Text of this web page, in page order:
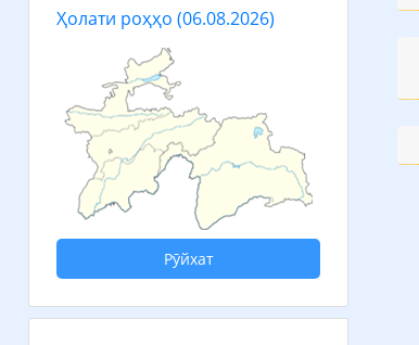
Ҳолати роҳҳо (06.08.2026)
Рӯйхат